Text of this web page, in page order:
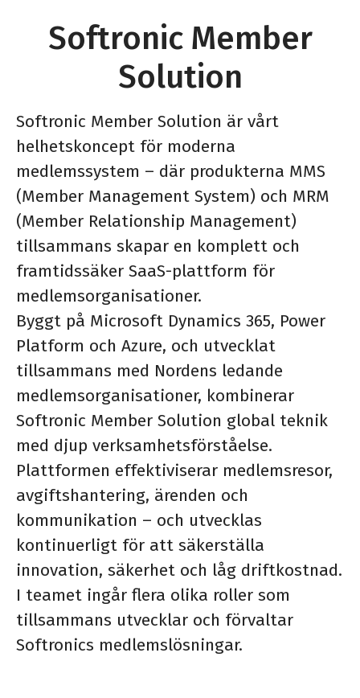
Softronic Member
Solution
Softronic Member Solution är vårt
helhetskoncept för moderna
medlemssystem – där produkterna MMS
(Member Management System) och MRM
(Member Relationship Management)
tillsammans skapar en komplett och
framtidssäker SaaS-plattform för
medlemsorganisationer.
Byggt på Microsoft Dynamics 365, Power
Platform och Azure, och utvecklat
tillsammans med Nordens ledande
medlemsorganisationer, kombinerar
Softronic Member Solution global teknik
med djup verksamhetsförståelse.
Plattformen effektiviserar medlemsresor,
avgiftshantering, ärenden och
kommunikation – och utvecklas
kontinuerligt för att säkerställa
innovation, säkerhet och låg driftkostnad.
I teamet ingår flera olika roller som
tillsammans utvecklar och förvaltar
Softronics medlemslösningar.